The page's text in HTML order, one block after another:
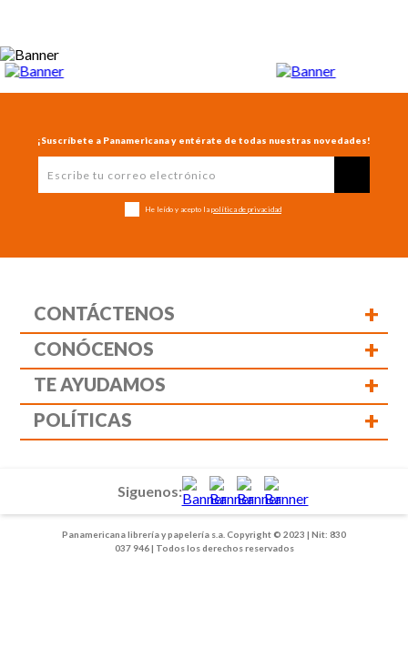
¡Suscríbete a Panamericana y entérate de todas nuestras novedades!
He leído y acepto la política de privacidad
CONTÁCTENOS +
CONÓCENOS +
TE AYUDAMOS +
POLÍTICAS +
Panamericana librería y papelería s.a. Copyright © 2023 | Nit: 830
037 946 | Todos los derechos reservados
Siguenos: